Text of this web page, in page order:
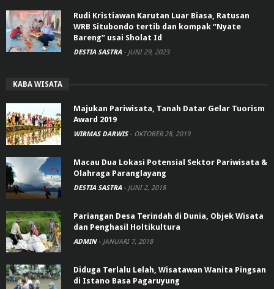
Rudi Kristiawan Karutan Luar Biasa, Ratusan
WRB Situbondo tertib dan kompak “Nyate
Bareng” usai Sholat Id
DESTIA SASTRA - JUNI 29, 2023
KABA WISATA
Majukan Pariwisata, Tanah Datar Gelar Tuorism
Award 2019
WIRMAS DARWIS - OKTOBER 28, 2019
Macau Dua Lokasi Potensial Sektor Pariwisata &
Olahraga Paranglayang
DESTIA SASTRA - JUNI 2, 2018
Pariangan Desa Terindah di Dunia, Objek Wisata
dan Penghasil Holtikultura
ADMIN - JANUARI 7, 2018
Diduga Terlalu Lelah, Wisatawan Wanita Pingsan
di Istano Basa Pagaruyung